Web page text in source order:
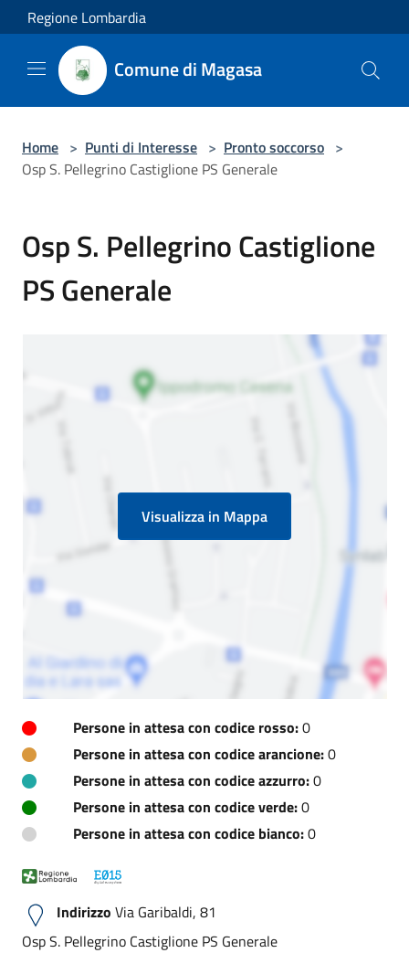
Salta al contenuto principale
Regione Lombardia
Comune di Magasa
Home > Punti di Interesse > Pronto soccorso >
Osp S. Pellegrino Castiglione PS Generale
Osp S. Pellegrino Castiglione
PS Generale
Visualizza in Mappa
Persone in attesa con codice rosso:0
Persone in attesa con codice arancione:0
Persone in attesa con codice azzurro:0
Persone in attesa con codice verde:0
Persone in attesa con codice bianco:0
Indirizzo Via Garibaldi, 81
Osp S. Pellegrino Castiglione PS Generale